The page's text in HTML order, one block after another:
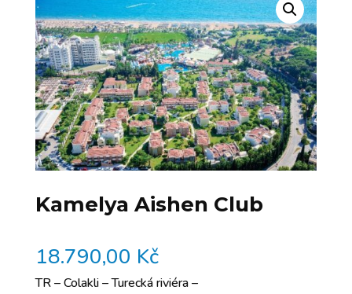
Kamelya Aishen Club
18.790,00 Kč
TR – Colakli – Turecká riviéra –